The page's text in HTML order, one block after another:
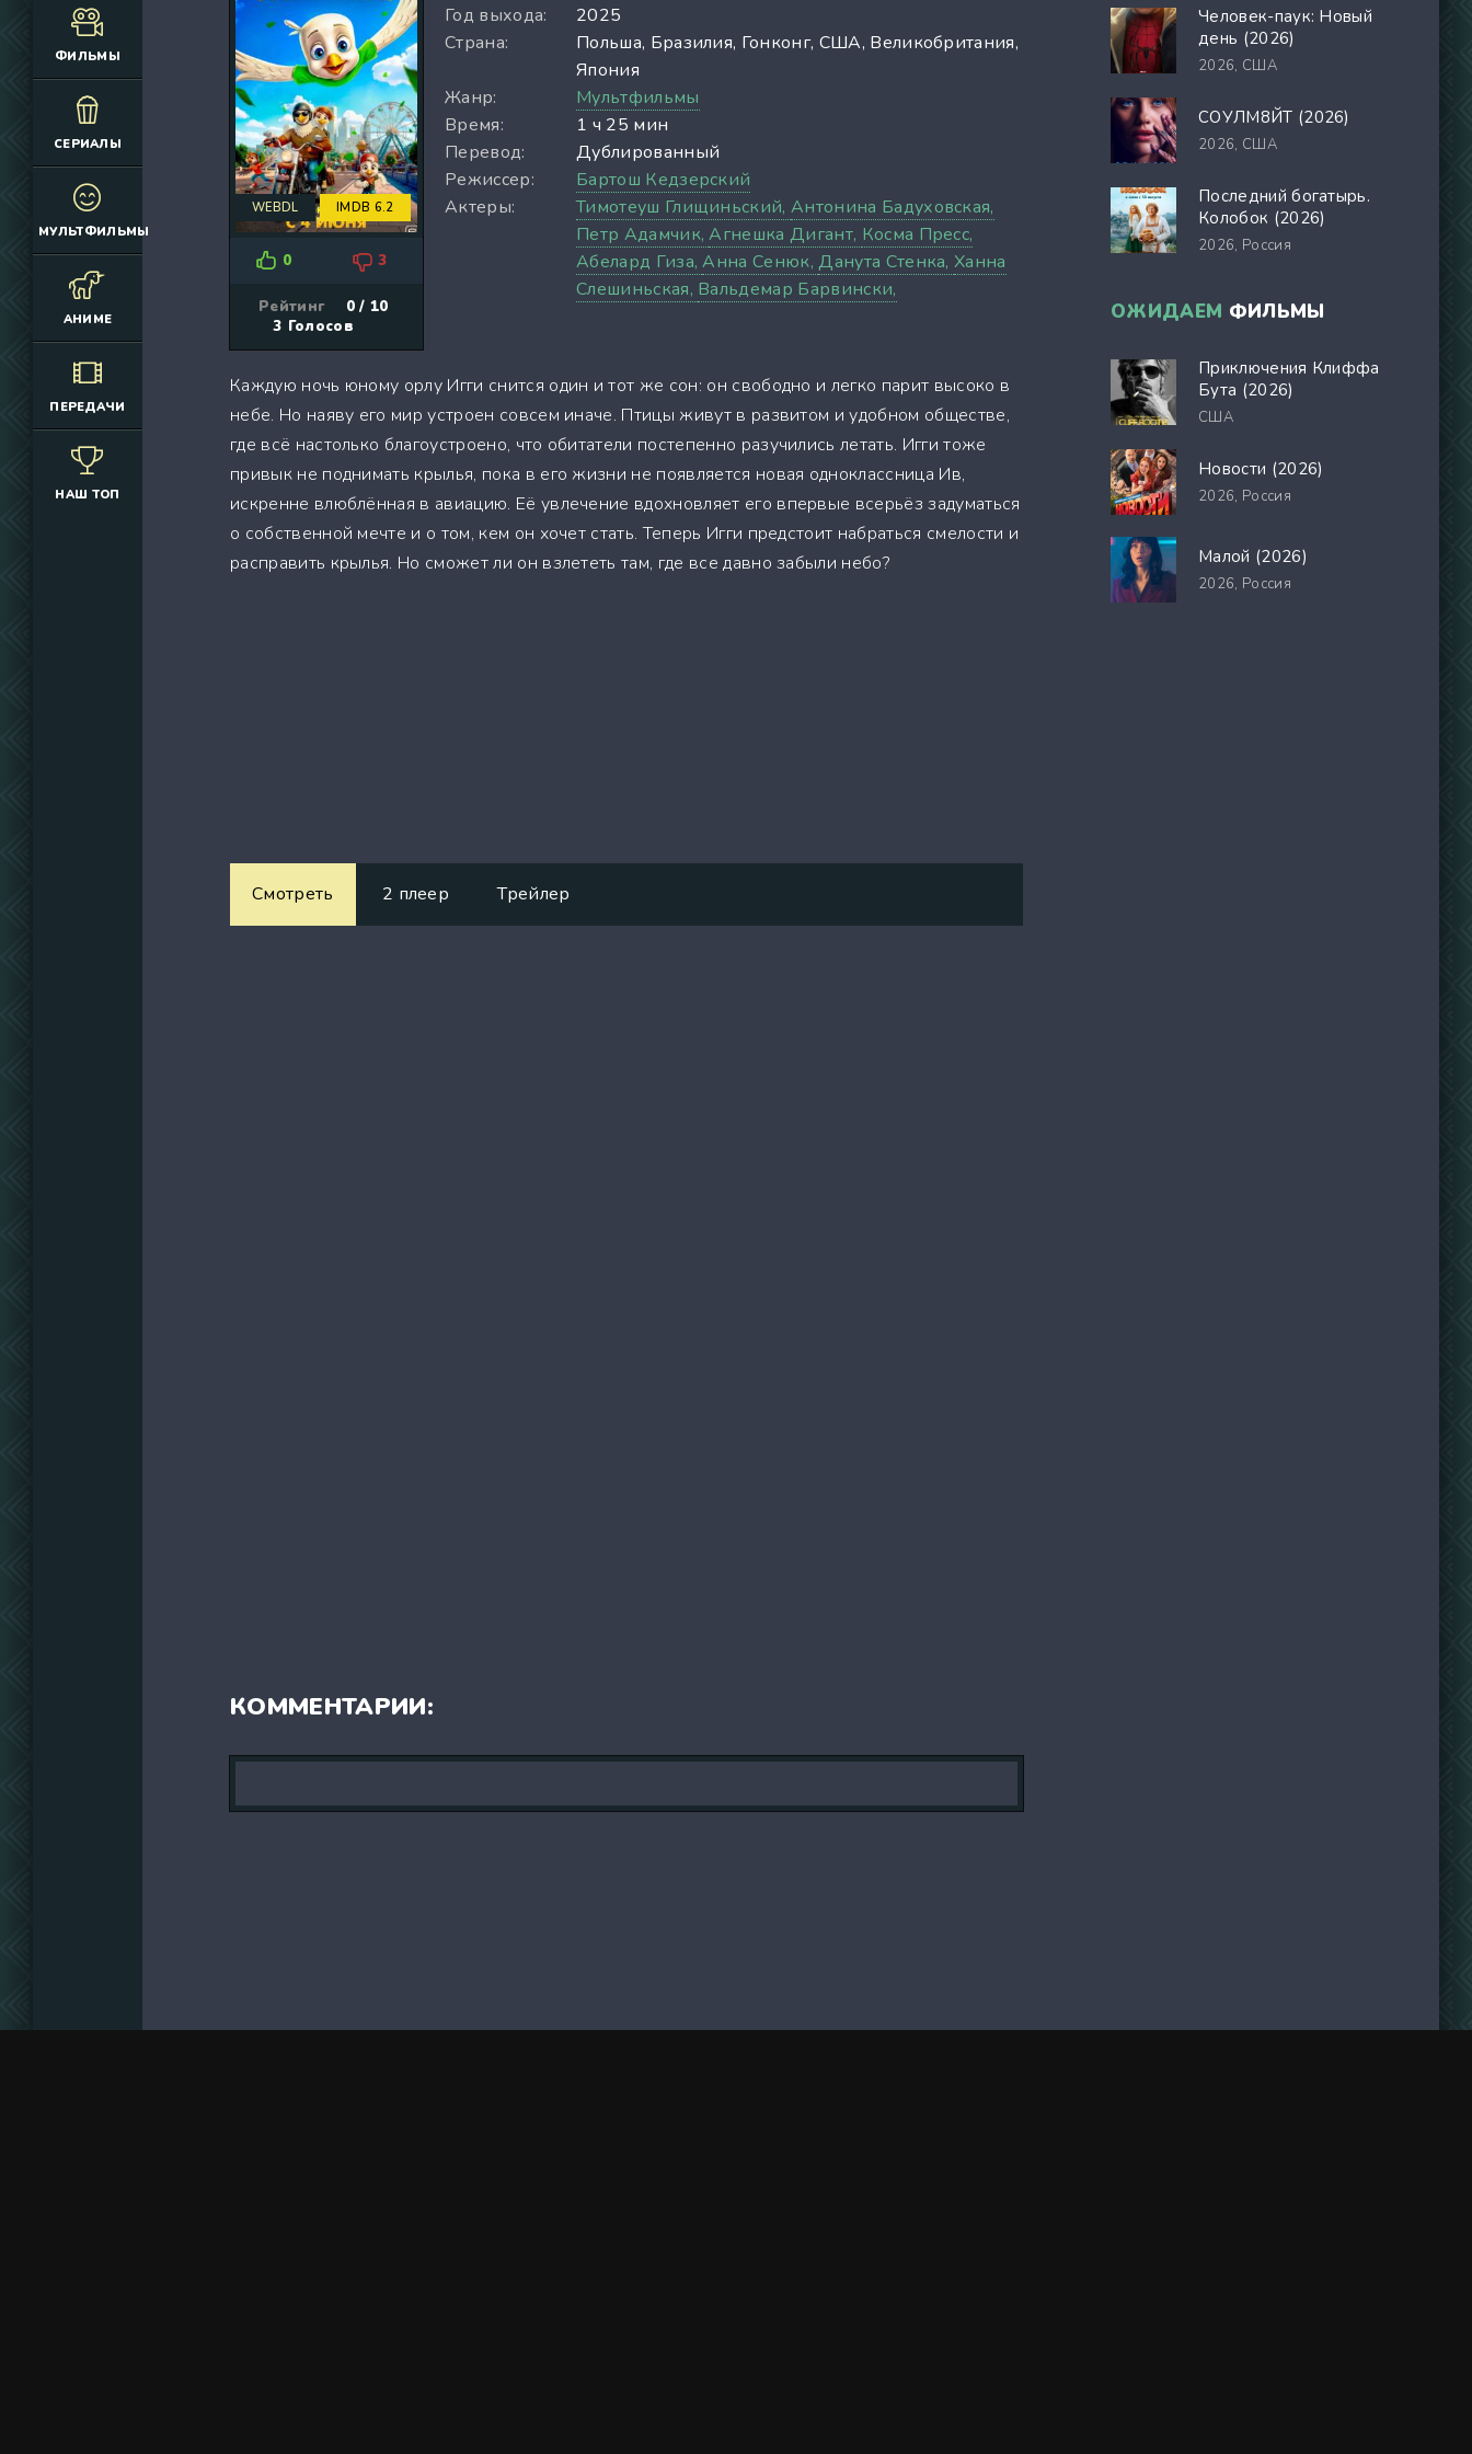
ФИЛЬМЫ
(12925)
(4392)
(6692)
(2645)
(2752)
(2164)
(10686)
(7063)
(3006)
(308)
(4415)
(3222)
(3576)
(576)
(34291)
(39129)
(737)
СЕРИАЛЫ
(3076)
(2166)
(660)
(1830)
(324)
(884)
(12174)
(335)
МУЛЬТФИЛЬМЫ
АНИМЕ
ПЕРЕДАЧИ
НАШ ТОП
WEBDL IMDB 6.2
0 3
Рейтинг
0 / 10
3 Голосов
Год выхода:
2025
Страна:
Польша, Бразилия, Гонконг, США, Великобритания,
Япония
Жанр:
Мультфильмы
Время:
1 ч 25 мин
Перевод:
Дублированный
Режиссер:
Бартош Кедзерский
Актеры:
Тимотеуш Глищиньский,Антонина Бадуховская,
Петр Адамчик,Агнешка Дигант, Косма Пресс,
Абелард Гиза,Анна Сенюк,Данута Стенка,Ханна
Слешиньская, Вальдемар Барвински,
Каждую ночь юному орлу Игги снится один и тот же сон: он свободно и легко парит высоко в
небе. Но наяву его мир устроен совсем иначе. Птицы живут в развитом и удобном обществе,
где всё настолько благоустроено, что обитатели постепенно разучились летать. Игги тоже
привык не поднимать крылья, пока в его жизни не появляется новая одноклассница Ив,
искренне влюблённая в авиацию. Её увлечение вдохновляет его впервые всерьёз задуматься
о собственной мечте и о том, кем он хочет стать. Теперь Игги предстоит набраться смелости и
расправить крылья. Но сможет ли он взлететь там, где все давно забыли небо?
Смотреть 2 плеер Трейлер
КОММЕНТАРИИ:
Человек-паук: Новый
день (2026)
2026, США
СОУЛМ8ЙТ (2026)
2026, США
Последний богатырь.
Колобок (2026)
2026, Россия
ОЖИДАЕМ ФИЛЬМЫ
Приключения Клиффа
Бута (2026)
США
Новости (2026)
2026, Россия
Малой (2026)
2026, Россия